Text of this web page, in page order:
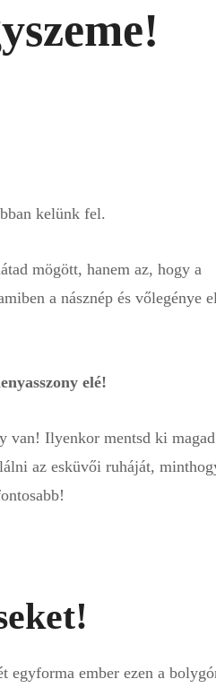
kelünk fel.
mögött, hanem az, hogy a
a násznép és vőlegénye
elé!
van! Ilyenkor mentsd ki
az esküvői ruháját,
egyforma ember ezen a